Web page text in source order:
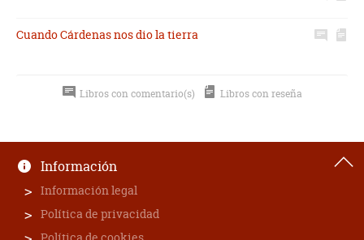
Cuando Cárdenas nos dio la tierra
Libros con comentario(s) Libros con reseña
Información
Información legal
Política de privacidad